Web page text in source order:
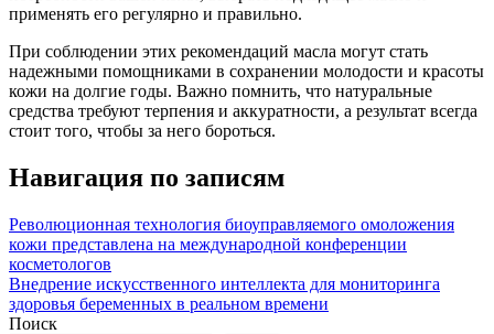
применять его регулярно и правильно.
При соблюдении этих рекомендаций масла могут стать
надежными помощниками в сохранении молодости и красоты
кожи на долгие годы. Важно помнить, что натуральные
средства требуют терпения и аккуратности, а результат всегда
стоит того, чтобы за него бороться.
Навигация по записям
Революционная технология биоуправляемого омоложения
кожи представлена на международной конференции
косметологов
Внедрение искусственного интеллекта для мониторинга
здоровья беременных в реальном времени
Поиск